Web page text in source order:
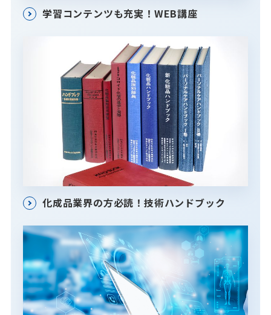
学習コンテンツも充実！WEB講座
化成品業界の方必読！技術ハンドブック